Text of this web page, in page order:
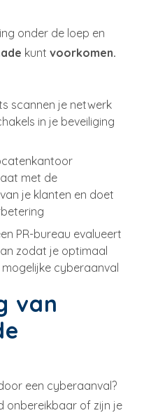
onder de loep en
kunt voorkomen.
scannen je netwerk
in je beveiliging
met de
je klanten en doet
PR-bureau evalueert
zodat je optimaal
cyberaanval
van
een cyberaanval?
onbereikbaar of zijn je